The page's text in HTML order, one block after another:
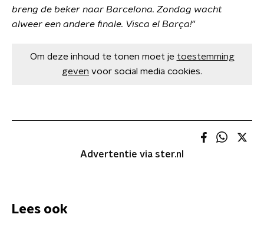
breng de beker naar Barcelona. Zondag wacht
alweer een andere finale. Visca el Barça!"
Om deze inhoud te tonen moet je toestemming
geven voor social media cookies.
Advertentie via ster.nl
Lees ook